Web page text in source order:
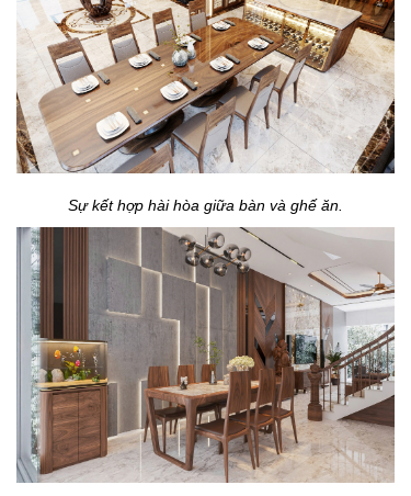
Sự kết hợp hài hòa giữa bàn và ghế ăn.